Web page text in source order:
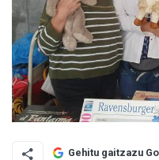
Gehitu gaitzazu